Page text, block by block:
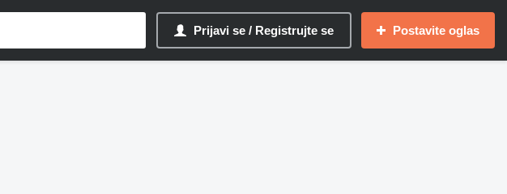
Prijavi se / Registrujte se Postavite oglas